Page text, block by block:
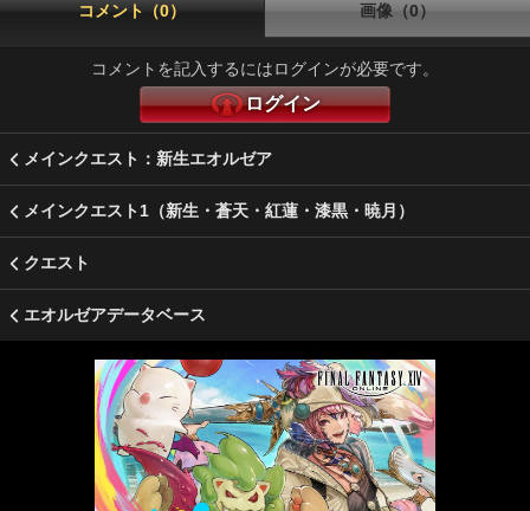
コメント（0） 画像（0）
コメントを記入するにはログインが必要です。
ログイン
メインクエスト：新生エオルゼア
メインクエスト1（新生・蒼天・紅蓮・漆黒・暁月）
クエスト
エオルゼアデータベース